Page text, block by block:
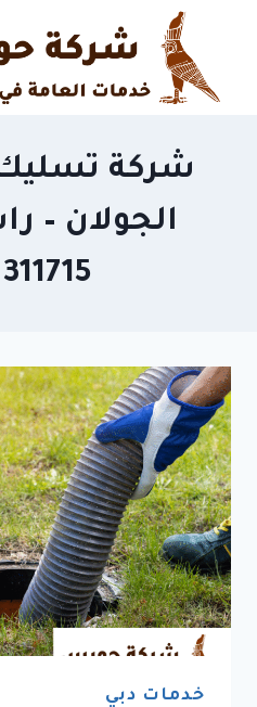
content
شركة
الجولان –
خدمات دبي